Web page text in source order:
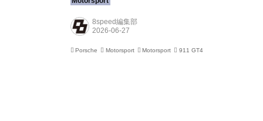
ングルシーターのカスタマーレーシングカーで、
最新のシャシーや空力性能、コックピット、人間
工学を全面的に見直し、世界各地のGT4レースで
4.0L水平対向6気筒を搭載 911 GT4 Rの心臓部に
8speed編集部
Porsche Motorsport Motorsport 911 GT4